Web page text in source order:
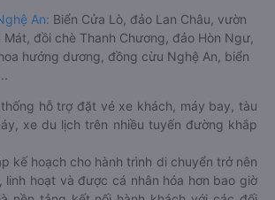
An: Biển Cửa Lò, đảo Lan Châu, vườn
Mát, đồi chè Thanh Chương, đảo Hòn Ngư,
hướng dương, đồng cừu Nghệ An, biển
hỗ trợ đặt vé xe khách, máy bay, tàu
xe du lịch trên nhiều tuyến đường khắp
kế hoạch cho hành trình di chuyển trở nên
linh hoạt và được cá nhân hóa hơn bao giờ